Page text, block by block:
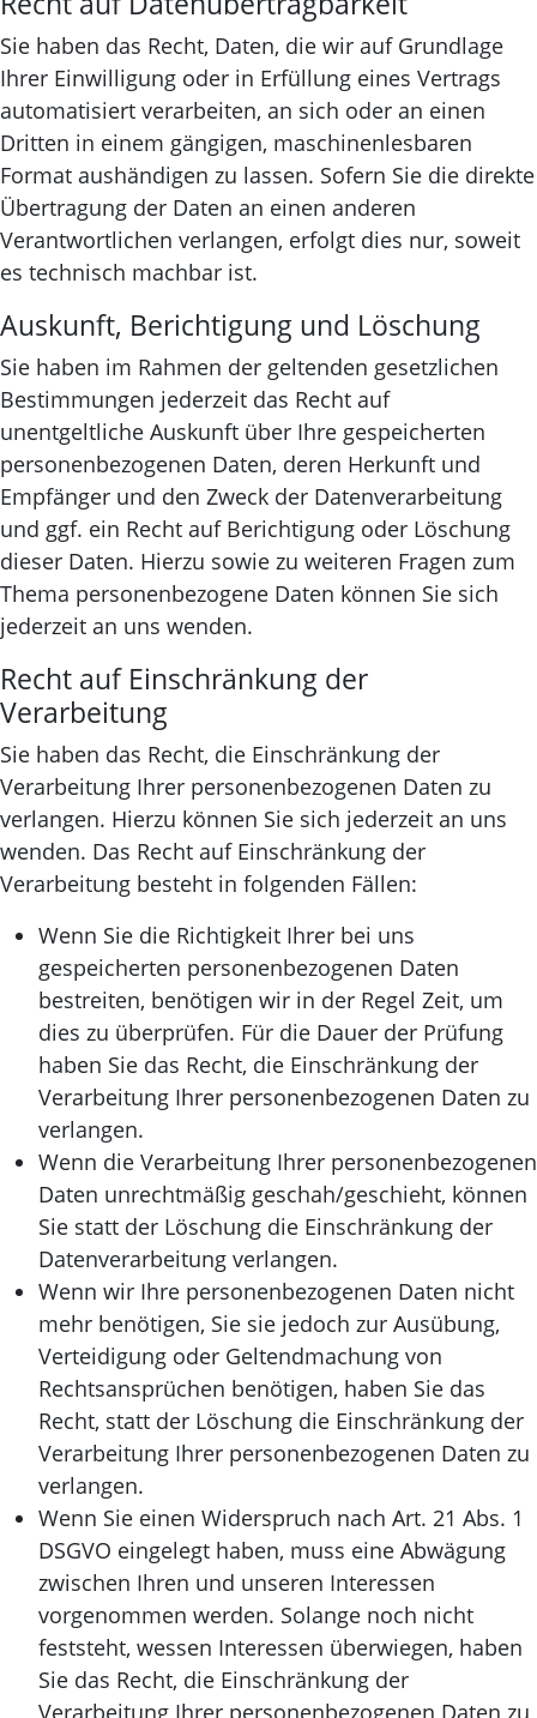
Sie haben das Recht, Daten, die wir auf Grundlage
Ihrer Einwilligung oder in Erfüllung eines Vertrags
automatisiert verarbeiten, an sich oder an einen
Dritten in einem gängigen, maschinenlesbaren
Format aushändigen zu lassen. Sofern Sie die direkte
Übertragung der Daten an einen anderen
Verantwortlichen verlangen, erfolgt dies nur, soweit
es technisch machbar ist.
Auskunft, Berichtigung und Löschung
Sie haben im Rahmen der geltenden gesetzlichen
Bestimmungen jederzeit das Recht auf
unentgeltliche Auskunft über Ihre gespeicherten
personenbezogenen Daten, deren Herkunft und
Empfänger und den Zweck der Datenverarbeitung
und ggf. ein Recht auf Berichtigung oder Löschung
dieser Daten. Hierzu sowie zu weiteren Fragen zum
Thema personenbezogene Daten können Sie sich
jederzeit an uns wenden.
Recht auf Einschränkung der
Verarbeitung
Sie haben das Recht, die Einschränkung der
Verarbeitung Ihrer personenbezogenen Daten zu
verlangen. Hierzu können Sie sich jederzeit an uns
wenden. Das Recht auf Einschränkung der
Verarbeitung besteht in folgenden Fällen:
Wenn Sie die Richtigkeit Ihrer bei uns
gespeicherten personenbezogenen Daten
bestreiten, benötigen wir in der Regel Zeit, um
dies zu überprüfen. Für die Dauer der Prüfung
haben Sie das Recht, die Einschränkung der
Verarbeitung Ihrer personenbezogenen Daten zu
verlangen.
Wenn die Verarbeitung Ihrer personenbezogenen
Daten unrechtmäßig geschah/geschieht, können
Sie statt der Löschung die Einschränkung der
Datenverarbeitung verlangen.
Wenn wir Ihre personenbezogenen Daten nicht
mehr benötigen, Sie sie jedoch zur Ausübung,
Verteidigung oder Geltendmachung von
Rechtsansprüchen benötigen, haben Sie das
Recht, statt der Löschung die Einschränkung der
Verarbeitung Ihrer personenbezogenen Daten zu
verlangen.
Wenn Sie einen Widerspruch nach Art. 21 Abs. 1
DSGVO eingelegt haben, muss eine Abwägung
zwischen Ihren und unseren Interessen
vorgenommen werden. Solange noch nicht
feststeht, wessen Interessen überwiegen, haben
Sie das Recht, die Einschränkung der
Verarbeitung Ihrer personenbezogenen Daten zu